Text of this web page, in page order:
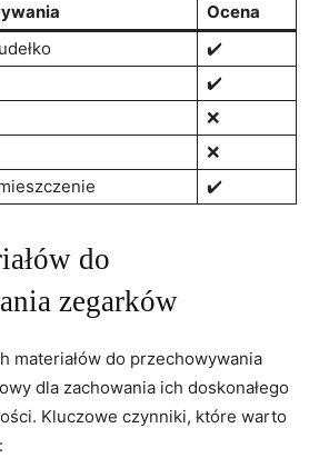
Ocena
✔️
✔️
❌
❌
✔️
do
zegarków
materiałów do przechowywania
dla‌ zachowania ich doskonałego‌
Kluczowe czynniki, które warto